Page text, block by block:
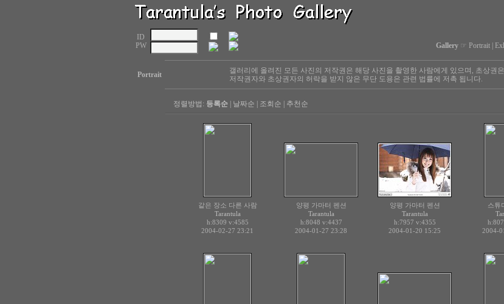
ID
PW
Gallery☞ Portrait|
Portrait
갤러리에 올려진 모든 사진의 저작권은 해당 사진을 촬영한 사람에게 있으며, 초상권
저작권자와 초상권자의 허락을 받지 않은 무단 도용은 관련 법률에 저촉 됩니다.
정렬방법: 등록순 날짜순 조회순 추천순
같은 장소 다른 사람
Tarantula
h:8309 v:4585
2004-02-27 23:21
양평 가마터 펜션
Tarantula
h:8048 v:4437
2004-01-27 23:28
양평 가마터 펜션
Tarantula
h:7957 v:4355
2004-01-20 15:25
스튜
2004-